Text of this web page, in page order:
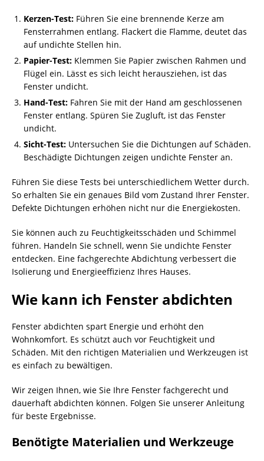
Kerzen-Test: Führen Sie eine brennende Kerze am
Fensterrahmen entlang. Flackert die Flamme, deutet das
auf undichte Stellen hin.
Papier-Test: Klemmen Sie Papier zwischen Rahmen und
Flügel ein. Lässt es sich leicht herausziehen, ist das
Fenster undicht.
Hand-Test: Fahren Sie mit der Hand am geschlossenen
Fenster entlang. Spüren Sie Zugluft, ist das Fenster
undicht.
Sicht-Test: Untersuchen Sie die Dichtungen auf Schäden.
Beschädigte Dichtungen zeigen undichte Fenster an.
Führen Sie diese Tests bei unterschiedlichem Wetter durch.
So erhalten Sie ein genaues Bild vom Zustand Ihrer Fenster.
Defekte Dichtungen erhöhen nicht nur die Energiekosten.
Sie können auch zu Feuchtigkeitsschäden und Schimmel
führen. Handeln Sie schnell, wenn Sie undichte Fenster
entdecken. Eine fachgerechte Abdichtung verbessert die
Isolierung und Energieeffizienz Ihres Hauses.
Wie kann ich Fenster abdichten
Fenster abdichten spart Energie und erhöht den
Wohnkomfort. Es schützt auch vor Feuchtigkeit und
Schäden. Mit den richtigen Materialien und Werkzeugen ist
es einfach zu bewältigen.
Wir zeigen Ihnen, wie Sie Ihre Fenster fachgerecht und
dauerhaft abdichten können. Folgen Sie unserer Anleitung
für beste Ergebnisse.
Benötigte Materialien und Werkzeuge